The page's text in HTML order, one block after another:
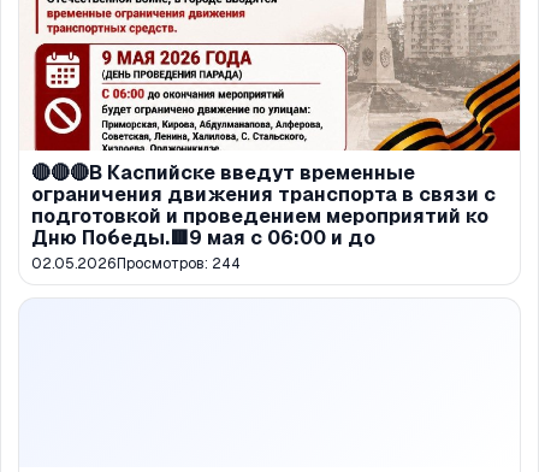
🔴🔴🔴В Каспийске введут временные
ограничения движения транспорта в связи с
подготовкой и проведением мероприятий ко
Дню Победы.🟥9 мая с 06:00 и до
02.05.2026Просмотров: 244